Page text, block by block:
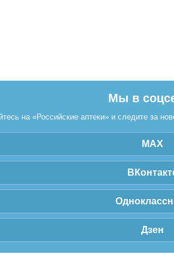
Мы в
на «Российские аптеки» и следите за
MAX
Дзен